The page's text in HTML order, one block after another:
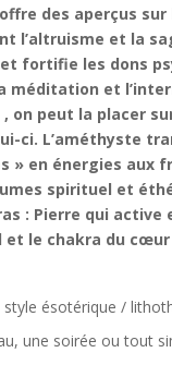
des aperçus
l’altruisme et la
fortifie les dons
méditation et
on peut la placer
ci. L’améthyste
» en énergies aux
spirituel et
: Pierre qui
et le chakra du
ésotérique /
une soirée ou tout